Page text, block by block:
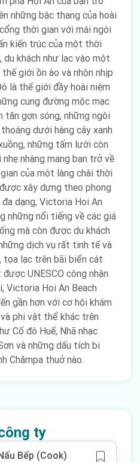
những bậc thang của hoài
thời gian với mái ngói
kiến trúc của một thời
khách như lạc vào một
giới ồn ào và nhộn nhịp
là thế giới đầy hoài niệm
cung đường mộc mạc
tăn gợn sóng, những ngôi
dưới hàng cây xanh
những tấm lưới còn
nhàng mang bạn trở về
của một làng chài thời
xây dựng theo phong
dạng, Victoria Hoi An
những nổi tiếng về các giá
mà còn được du khách
dịch vụ rất tinh tế và
tọa lạc trên bãi biển cát
UNESCO công nhận
Victoria Hoi An Beach
gần hơn với cơ hội khám
phi vật thể khác trên
Cố đô Huế, Nhã nhạc
và những dấu tích bi
Chămpa thuở nào.
ty
Bếp (Cook)